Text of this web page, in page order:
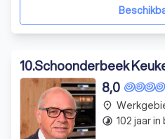
10.Schoonderbeek
8,0
place
timelapse 102 jaar